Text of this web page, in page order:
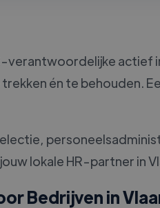
verantwoordelijke actief
én te behouden.
jouw lokale HR-partner
Bedrijven in